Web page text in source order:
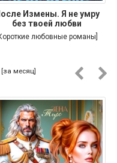
Измены. Я не умру
без твоей любви
любовные романы]
[за месяц]